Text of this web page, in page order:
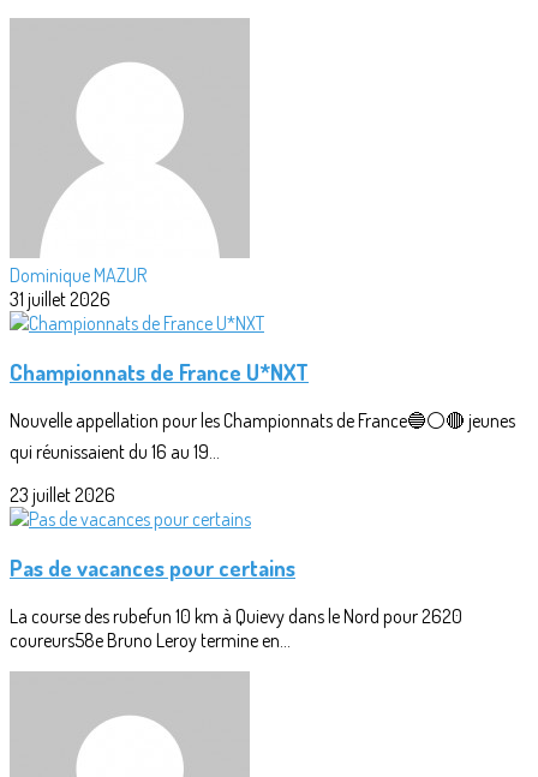
Dominique MAZUR
31 juillet 2026
Championnats de France U*NXT
Nouvelle appellation pour les Championnats de France🔵⚪🔴 jeunes
qui réunissaient du 16 au 19...
23 juillet 2026
Pas de vacances pour certains
La course des rubefun 10 km à Quievy dans le Nord pour 2620
coureurs58e Bruno Leroy termine en...